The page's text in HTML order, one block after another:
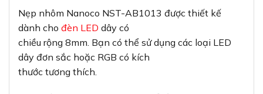
Nẹp nhôm Nanoco NST-AB1013 được thiết kế
dành cho đèn LED dây có
chiều rộng 8mm. Bạn có thể sử dụng các loại LED
dây đơn sắc hoặc RGB có kích
thước tương thích.